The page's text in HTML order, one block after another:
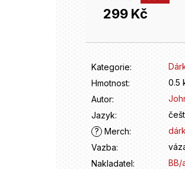
299 Kč
Měrná
Kategorie:
Hmotnost:
0.5
Autor:
Jazyk:
? Merch:
Vazba:
Nakladatel: BB/